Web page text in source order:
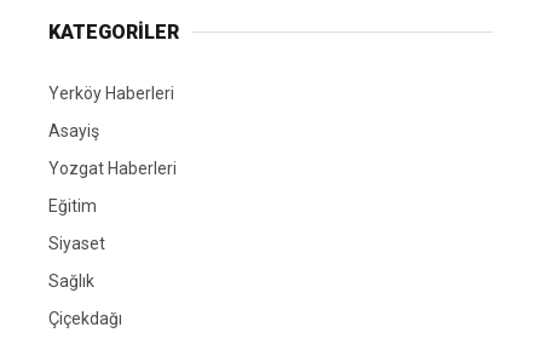
KATEGORİLER
Yerköy Haberleri
Asayiş
Yozgat Haberleri
Eğitim
Siyaset
Sağlık
Çiçekdağı